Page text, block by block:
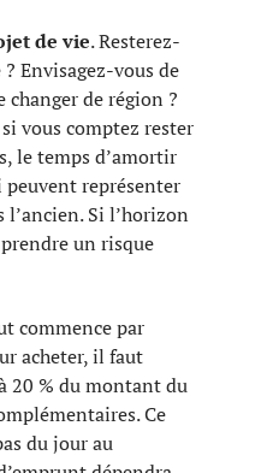
de vie. Resterez-
Envisagez-vous de
de région ?
vous comptez rester
le temps d’amortir
peuvent représenter
l’ancien. Si l’horizon
un risque
commence par
acheter, il faut
20 % du montant du
Ce
du jour au